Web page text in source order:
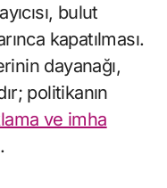
bulut
kapatılması.
dayanağı,
politikanın
ve imha